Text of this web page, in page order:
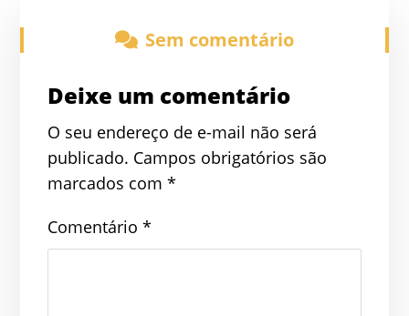
Sem comentário
Deixe um comentário
O seu endereço de e-mail não será
publicado. Campos obrigatórios são
marcados com*
Comentário*